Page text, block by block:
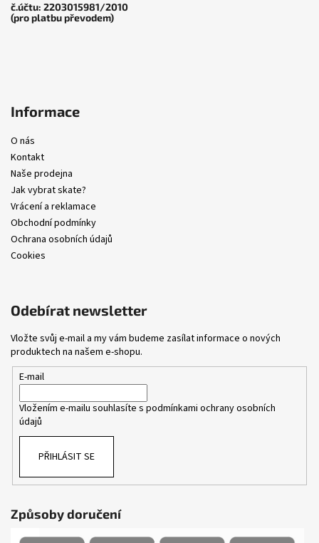
č.účtu: 2203015981/2010
(pro platbu převodem)
Informace
O nás
Kontakt
Naše prodejna
Jak vybrat skate?
Vrácení a reklamace
Obchodní podmínky
Ochrana osobních údajů
Cookies
Odebírat newsletter
Vložte svůj e-mail a my vám budeme zasílat informace o nových
produktech na našem e-shopu.
E-mail
Vložením e-mailu souhlasíte s podmínkami ochrany osobních
údajů
PŘIHLÁSIT SE
Způsoby doručení